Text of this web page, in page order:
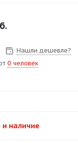
Нашли дешевле?
0 человек
наличие
товар
75% будут